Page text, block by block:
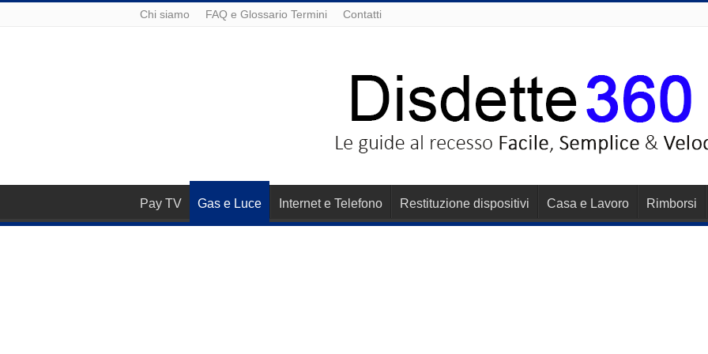
Chi siamo FAQ e Glossario Termini Contatti
Pay TV Gas e Luce Internet e Telefono Restituzione dispositivi Casa e Lavoro Rimborsi